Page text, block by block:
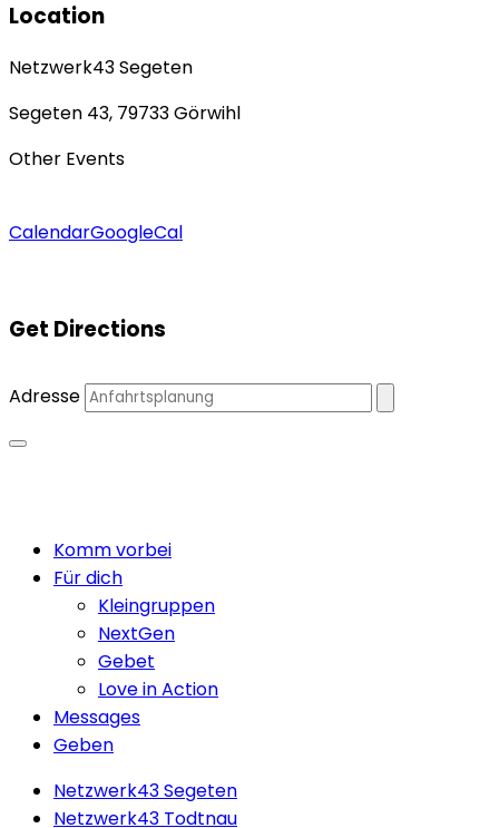
Location
Netzwerk43 Segeten
Segeten 43, 79733 Görwihl
Other Events
CalendarGoogleCal
Get Directions
Adresse
Close
Menu
Komm vorbei
Für dich
Kleingruppen
NextGen
Gebet
Love in Action
Messages
Geben
Netzwerk43 Segeten
Netzwerk43 Todtnau